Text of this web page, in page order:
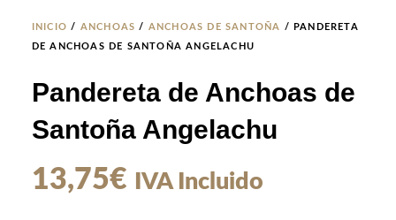
INICIO / ANCHOAS / ANCHOAS DE SANTOÑA
/ PANDERETA
DE ANCHOAS DE SANTOÑA ANGELACHU
Pandereta de Anchoas de
Santoña Angelachu
13,75€ IVA Incluido